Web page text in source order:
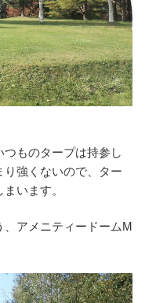
ものタープは持参し
り強くないので、ター
います。
、アメニティードームM